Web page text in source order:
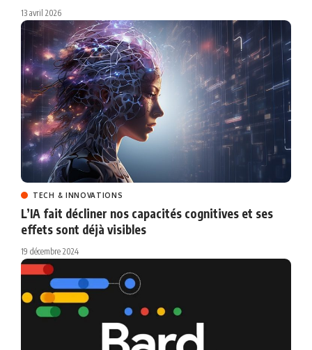
13 avril 2026
TECH & INNOVATIONS
L’IA fait décliner nos capacités cognitives et ses
effets sont déjà visibles
19 décembre 2024